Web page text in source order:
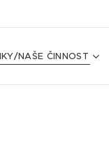
NAŠE ČINNOST